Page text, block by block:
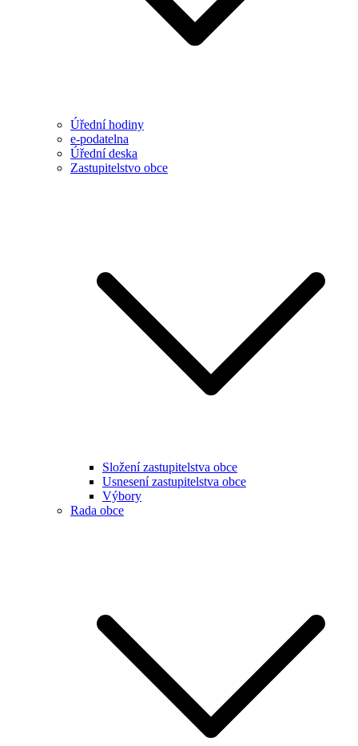
Úřední hodiny
e-podatelna
Úřední deska
Zastupitelstvo obce
Složení zastupitelstva obce
Usnesení zastupitelstva obce
Výbory
Rada obce